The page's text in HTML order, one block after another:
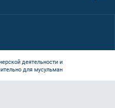
деятельности и
для мусульман!